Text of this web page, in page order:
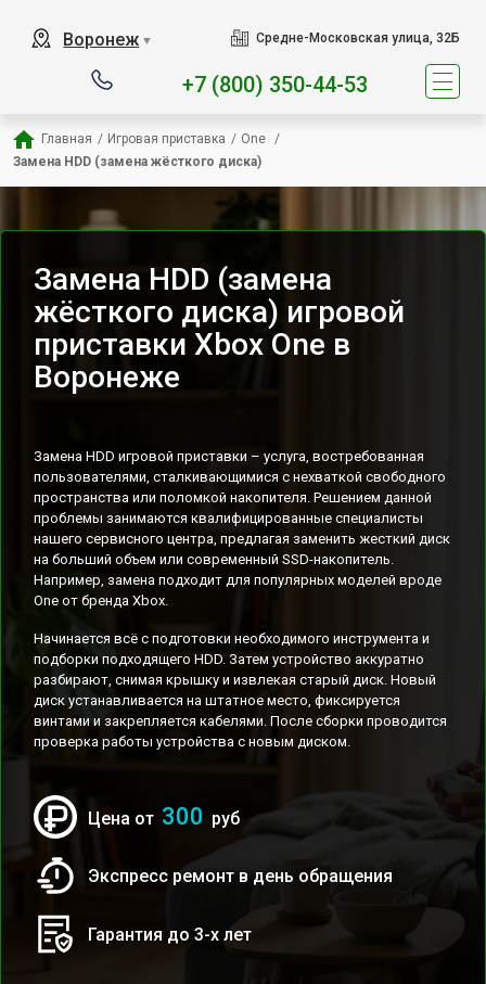
Воронеж ▼ Средне-Московская улица, 32Б
+7 (800) 350-44-53
Главная / Игровая приставка / One /
Замена HDD (замена жёсткого диска)
Замена HDD (замена
жёсткого диска) игровой
приставки Xbox One в
Воронеже
Замена HDD игровой приставки – услуга, востребованная
пользователями, сталкивающимися с нехваткой свободного
пространства или поломкой накопителя. Решением данной
проблемы занимаются квалифицированные специалисты
нашего сервисного центра, предлагая заменить жесткий диск
на больший объем или современный SSD-накопитель.
Например, замена подходит для популярных моделей вроде
One от бренда Xbox.
Начинается всё с подготовки необходимого инструмента и
подборки подходящего HDD. Затем устройство аккуратно
разбирают, снимая крышку и извлекая старый диск. Новый
диск устанавливается на штатное место, фиксируется
винтами и закрепляется кабелями. После сборки проводится
проверка работы устройства с новым диском.
Цена от 300 руб
Экспресс ремонт в день обращения
Гарантия до 3-х лет